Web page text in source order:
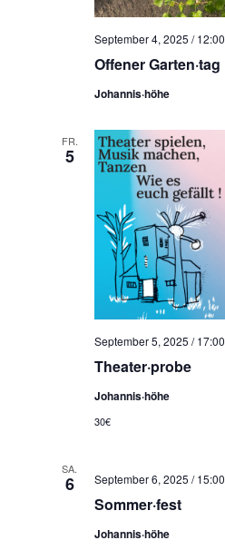
Offener Garten·tag
September 4, 2025 / 12:00
Johannis·höhe
FR.
5
Theater·probe
September 5, 2025 / 17:00
Johannis·höhe
30€
SA.
6
Sommer·fest
September 6, 2025 / 15:00
Johannis·höhe